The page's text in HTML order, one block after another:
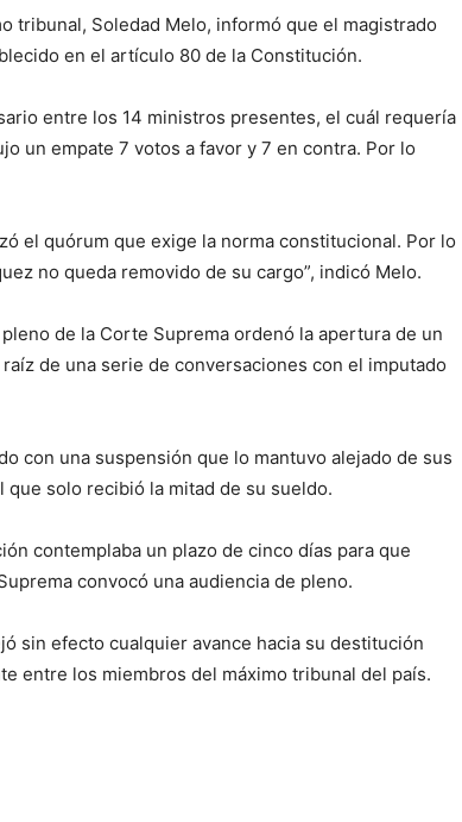
tribunal, Soledad Melo, informó que el magistrado
en el artículo 80 de la Constitución.
entre los 14 ministros presentes, el cuál requería
un empate 7 votos a favor y 7 en contra. Por lo
el quórum que exige la norma constitucional. Por lo
no queda removido de su cargo”, indicó Melo.
de la Corte Suprema ordenó la apertura de un
de una serie de conversaciones con el imputado
con una suspensión que lo mantuvo alejado de sus
solo recibió la mitad de su sueldo.
contemplaba un plazo de cinco días para que
convocó una audiencia de pleno.
sin efecto cualquier avance hacia su destitución
entre los miembros del máximo tribunal del país.